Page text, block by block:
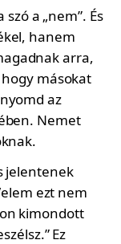
a „nem”. És
hanem
arra,
másokat
az
Nemet
jelentenek
ezt nem
kimondott
Ez